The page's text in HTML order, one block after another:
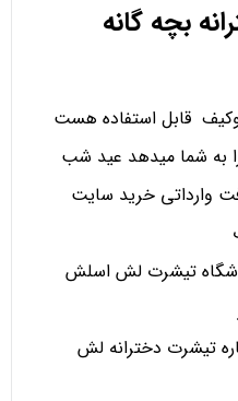
بچه گانه
قابل استفاده هست
به شما میدهد عید شب
وارداتی خرید سایت
تیشرت لش اسلش
تیشرت دخترانه لش